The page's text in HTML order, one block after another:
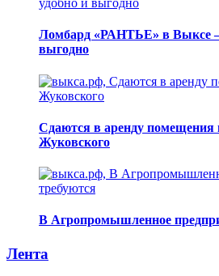
Ломбард «РАНТЬЕ» в Выксе
выгодно
Сдаются в аренду помещения
Жуковского
В Агропромышленное
Лента